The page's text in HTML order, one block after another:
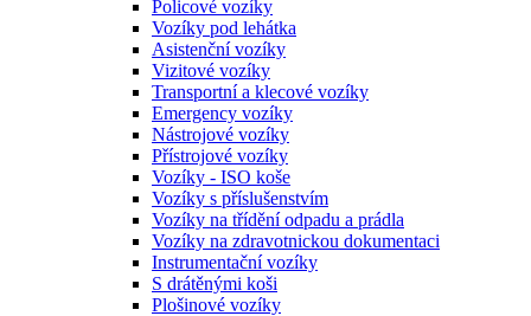
Policové vozíky
Vozíky pod lehátka
Asistenční vozíky
Vizitové vozíky
Transportní a klecové vozíky
Emergency vozíky
Nástrojové vozíky
Přístrojové vozíky
Vozíky - ISO koše
Vozíky s příslušenstvím
Vozíky na třídění odpadu a prádla
Vozíky na zdravotnickou dokumentaci
Instrumentační vozíky
S drátěnými koši
Plošinové vozíky